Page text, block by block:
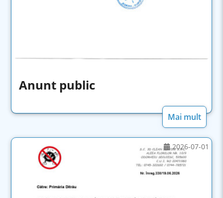
Anunt public
Mai mult
2026-07-01